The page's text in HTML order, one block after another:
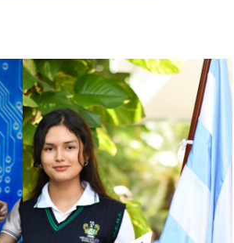
“Un sueño a lograr”
Brindamos a nuestros
estudiantes herramientas
para fortalecer su desarrollo
personal fomentando una
cultura de paz y de prevención.